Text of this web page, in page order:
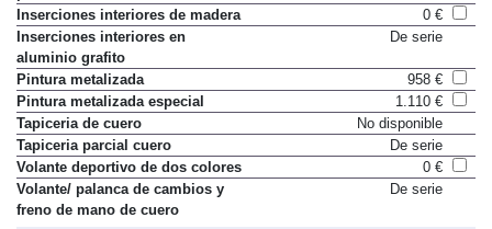
panel de instrumentos
Inserciones interiores de madera
0 €
Inserciones interiores en
aluminio grafito
Pintura metalizada
958 €
Pintura metalizada especial
1.110 €
Tapiceria de cuero
No disponible
Tapiceria parcial cuero
De serie
Volante deportivo de dos colores
0 €
Volante/ palanca de cambios y